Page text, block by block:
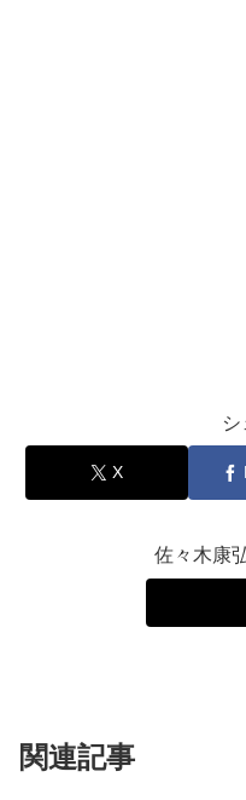
シ
X
佐々木康
関連記事